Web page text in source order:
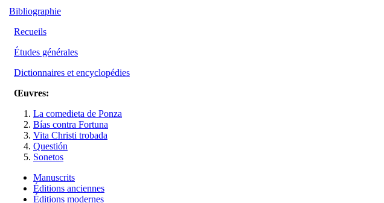
Bibliographie
Recueils
Études générales
Dictionnaires et encyclopédies
Œuvres:
La comedieta de Ponza
Bías contra Fortuna
Vita Christi trobada
Questión
Sonetos
Manuscrits
Éditions anciennes
Éditions modernes